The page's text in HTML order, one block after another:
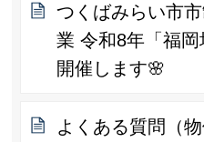
つくばみらい市
業 令和8年「福
開催します🌸
よくある質問（